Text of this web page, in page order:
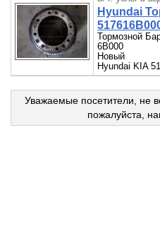
Hyundai
Тормозной
6B000
Новый
Hyundai KIA
Уважаемые посетители, не
пожалуйста,